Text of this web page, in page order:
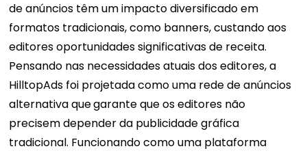
de anúncios têm um impacto diversificado em
formatos tradicionais, como banners, custando aos
editores oportunidades significativas de receita.
Pensando nas necessidades atuais dos editores, a
HilltopAds foi projetada como uma rede de anúncios
alternativa quegarante que os editores não
precisem depender da publicidade gráfica
tradicional. Funcionando como uma plataforma